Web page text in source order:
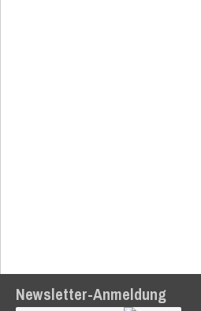
Newsletter-Anmeldung